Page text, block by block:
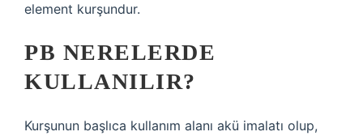
element kurşundur.
PB NERELERDE
KULLANILIR?
Kurşunun başlıca kullanım alanı akü imalatı olup,